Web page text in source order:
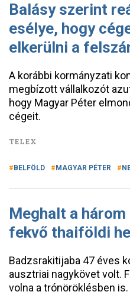
Balásy szerint
esélye, hogy
elkerülni a
A korábbi kormányzati
megbízott vállalkozót
hogy Magyar Péter
cégeit.
TELEX
BELFÖLD MAGYAR PÉTER
Meghalt a három
fekvő thaiföldi
Badzsrakitijaba 47 éves
ausztriai nagykövet volt.
volna a trónöröklésben is.